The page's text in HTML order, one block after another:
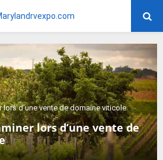
lors d’une vente de domaine viticole
lors d’une vente de